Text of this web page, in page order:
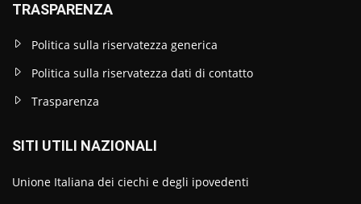
TRASPARENZA
Politica sulla riservatezza generica
Politica sulla riservatezza dati di contatto
Trasparenza
SITI UTILI NAZIONALI
Unione Italiana dei ciechi e degli ipovedenti